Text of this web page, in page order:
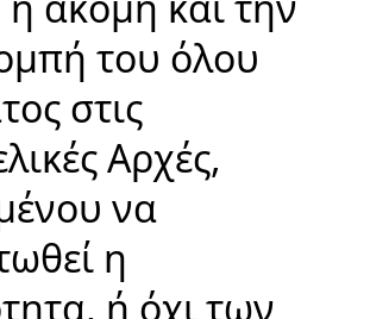
του όλου
στις
Αρχές,
να
η
ή όχι των